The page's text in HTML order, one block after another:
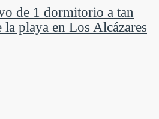
de 1 dormitorio a tan
playa en Los Alcázares